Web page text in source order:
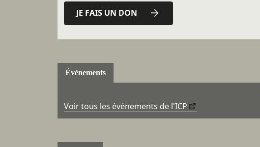
JE FAIS UN DON
Événements
Voir tous les événements de l'ICP